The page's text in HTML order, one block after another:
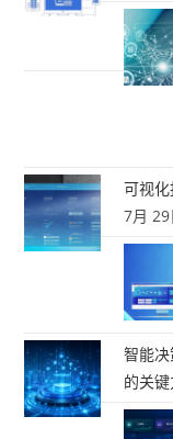
可视
7月 29
智能
的关